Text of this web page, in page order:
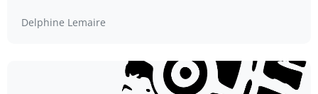
Delphine Lemaire